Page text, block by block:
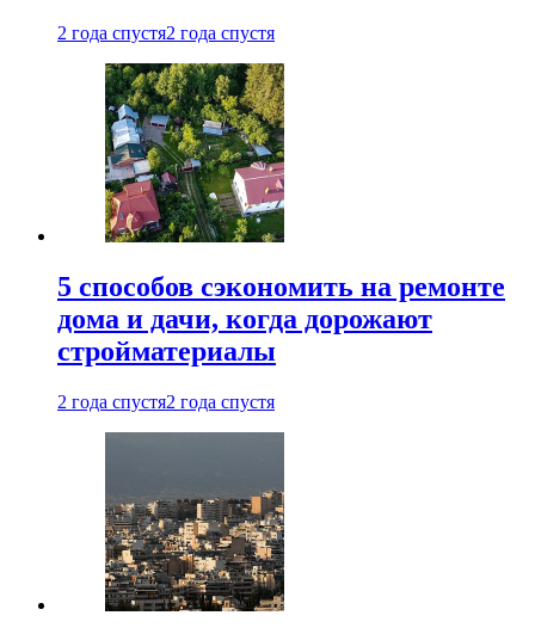
2 года спустя2 года спустя
5 способов сэкономить на ремонте
дома и дачи, когда дорожают
стройматериалы
2 года спустя2 года спустя